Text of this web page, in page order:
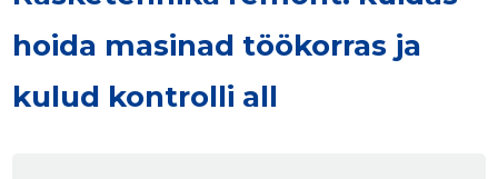
hoida masinad töökorras ja
kulud kontrolli all